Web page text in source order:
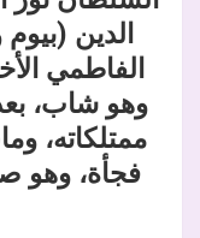
الدين
الفاطمي
وهو شاب،
ممتلكاته،
فجأة، وهو